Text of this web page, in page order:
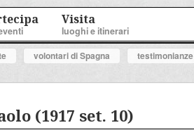
Visita
luoghi e itinerari
volontari di Spagna testimonianze
(1917 set. 10)